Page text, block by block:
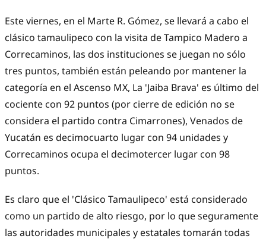
Este viernes, en el Marte R. Gómez, se llevará a cabo el
clásico tamaulipeco con la visita de Tampico Madero a
Correcaminos, las dos instituciones se juegan no sólo
tres puntos, también están peleando por mantener la
categoría en el Ascenso MX, La 'Jaiba Brava' es último del
cociente con 92 puntos (por cierre de edición no se
considera el partido contra Cimarrones), Venados de
Yucatán es decimocuarto lugar con 94 unidades y
Correcaminos ocupa el decimotercer lugar con 98
puntos.
Es claro que el 'Clásico Tamaulipeco' está considerado
como un partido de alto riesgo, por lo que seguramente
las autoridades municipales y estatales tomarán todas